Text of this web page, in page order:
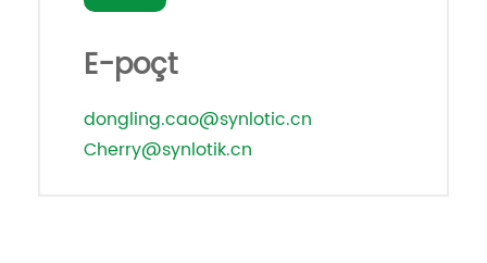
E-poçt
dongling.cao@synlotic.cn
Cherry@synlotik.cn